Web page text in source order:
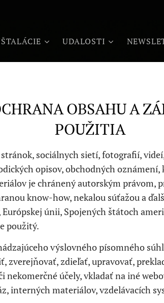
UDALOSTI
OBSAHU A
POUŽITIA
sociálnych sietí, fotografií,
opisov, obchodných
je chránený autorským právom,
know-how, nekalou súťažou a
únii, Spojených štátoch
použitý.
výslovného písomného
zverejňovať, zdieľať, upravovať,
nekomerčné účely, vkladať na iné
interných materiálov, vzdelávacích